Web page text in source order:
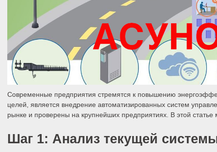
Современные предприятия стремятся к повышению
целей, является внедрение автоматизированных систем
рынке и проверены на крупнейших предприятиях. В этой
Шаг 1: Анализ текущей